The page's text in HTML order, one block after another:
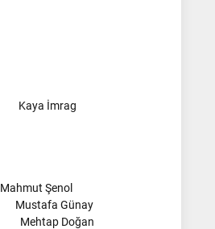
Kaya İmrag
Mahmut Şenol
Mustafa Günay
Mehtap Doğan